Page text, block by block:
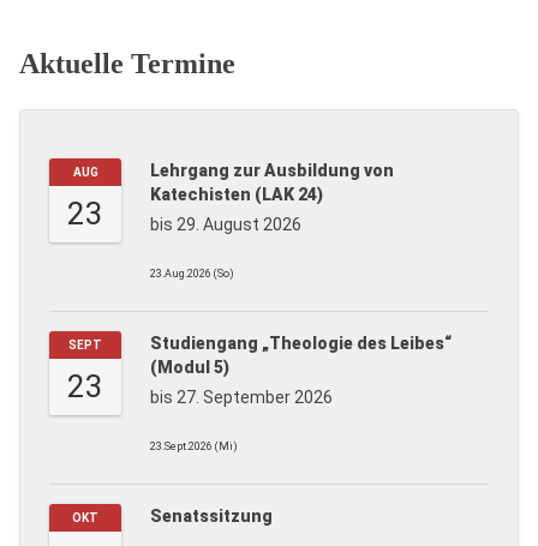
Aktuelle Termine
AUG
23
Lehrgang zur Ausbildung von
Katechisten (LAK 24)
bis 29. August 2026
23.Aug.2026 (So)
SEPT
23
Studiengang „Theologie des Leibes“
(Modul 5)
bis 27. September 2026
23.Sept.2026 (Mi)
OKT Senatssitzung